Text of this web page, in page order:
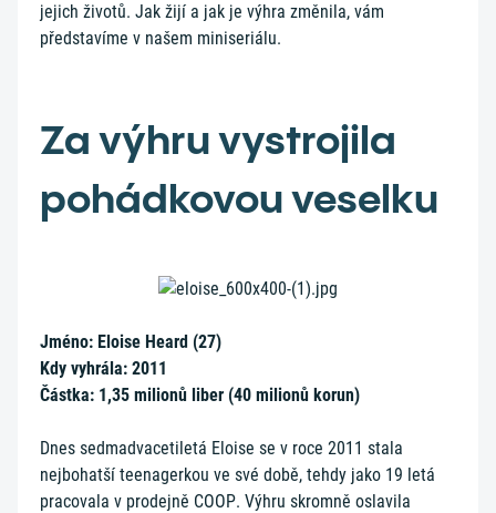
jejich životů. Jak žijí a jak je výhra změnila, vám
představíme v našem miniseriálu.
Za výhru vystrojila
pohádkovou veselku
Jméno: Eloise Heard (27)
Kdy vyhrála: 2011
Částka: 1,35 milionů liber (40 milionů korun)
Dnes sedmadvacetiletá Eloise se v roce 2011 stala
nejbohatší teenagerkou ve své době, tehdy jako 19 letá
pracovala v prodejně COOP. Výhru skromně oslavila